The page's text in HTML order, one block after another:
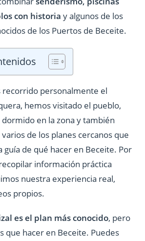
con historiay algunos de los
de los Puertos de Beceite.
personalmente el
hemos visitado el pueblo,
en la zona y también
de los planes cercanos que
guía de qué hacer en Beceite. Por
información práctica
nuestra experiencia real,
propios.
es el plan más conocido, pero
que hacer en Beceite. Puedes